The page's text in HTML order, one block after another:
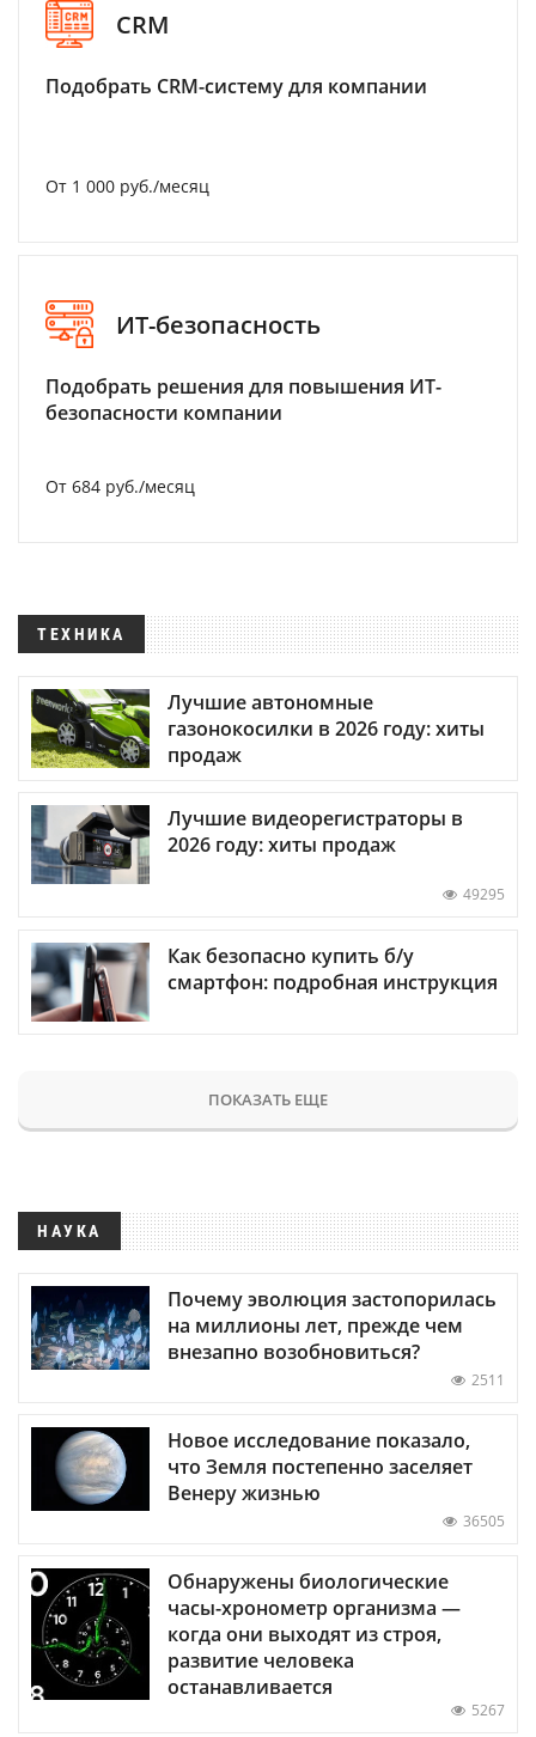
CRM
Подобрать CRM-систему для компании
От 1 000 руб./месяц
ИТ-безопасность
Подобрать решения для повышения ИТ-
безопасности компании
От 684 руб./месяц
ТЕХНИКА
Лучшие автономные
газонокосилки в 2026 году: хиты
продаж
Лучшие видеорегистраторы в
2026 году: хиты продаж
49295
Как безопасно купить б/у
смартфон: подробная инструкция
ПОКАЗАТЬ ЕЩЕ
НАУКА
Почему эволюция застопорилась
на миллионы лет, прежде чем
внезапно возобновиться?
2511
Новое исследование показало,
что Земля постепенно заселяет
Венеру жизнью
36505
Обнаружены биологические
часы-хронометр организма —
когда они выходят из строя,
развитие человека
останавливается
5267